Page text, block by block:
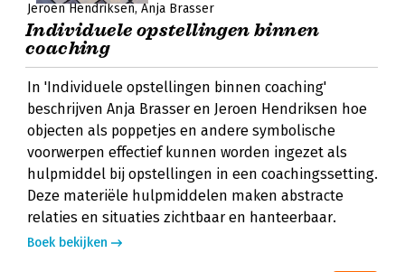
Jeroen Hendriksen Anja Brasser
Individuele opstellingen binnen
coaching
In 'Individuele opstellingen binnen coaching'
beschrijven Anja Brasser en Jeroen Hendriksen hoe
objecten als poppetjes en andere symbolische
voorwerpen effectief kunnen worden ingezet als
hulpmiddel bij opstellingen in een coachingssetting.
Deze materiële hulpmiddelen maken abstracte
relaties en situaties zichtbaar en hanteerbaar.
Boek bekijken